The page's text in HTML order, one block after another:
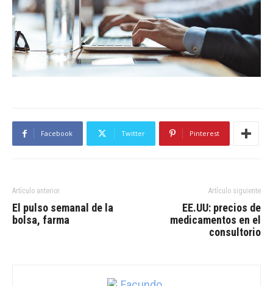
Facebook Twitter Pinterest
Artículo anterior
El pulso semanal de la
bolsa, farma
Artículo siguiente
EE.UU: precios de
medicamentos en el
consultorio